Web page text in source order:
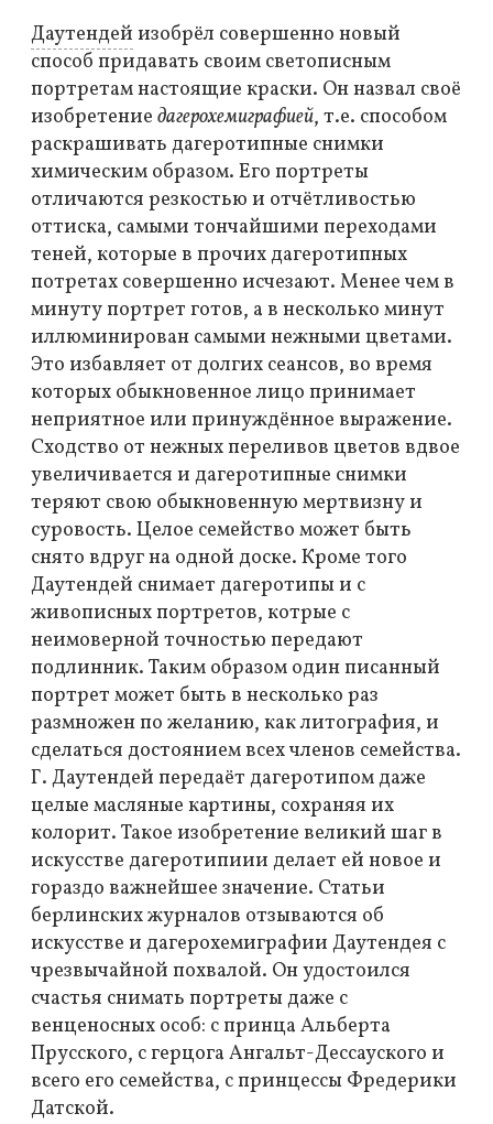
Даутендей изобрёл совершенно новый
способ придавать своим светописным
портретам настоящие краски. Он назвал своё
изобретение дагерохемиграфией, т.е. способом
раскрашивать дагеротипные снимки
химическим образом. Его портреты
отличаются резкостью и отчётливостью
оттиска, самыми тончайшими переходами
теней, которые в прочих дагеротипных
потретах совершенно исчезают. Менее чем в
минуту портрет готов, а в несколько минут
иллюминирован самыми нежными цветами.
Это избавляет от долгих сеансов, во время
которых обыкновенное лицо принимает
неприятное или принуждённое выражение.
Сходство от нежных переливов цветов вдвое
увеличивается и дагеротипные снимки
теряют свою обыкновенную мертвизну и
суровость. Целое семейство может быть
снято вдруг на одной доске. Кроме того
Даутендей снимает дагеротипы и с
живописных портретов, котрые с
неимоверной точностью передают
подлинник. Таким образом один писанный
портрет может быть в несколько раз
размножен по желанию, как литография, и
сделаться достоянием всех членов семейства.
Г. Даутендей передаёт дагеротипом даже
целые масляные картины, сохраняя их
колорит. Такое изобретение великий шаг в
искусстве дагеротипиии делает ей новое и
гораздо важнейшее значение. Статьи
берлинских журналов отзываются об
искусстве и дагерохемиграфии Даутендея с
чрезвычайной похвалой. Он удостоился
счастья снимать портреты даже с
венценосных особ: с принца Альберта
Прусского, с герцога Ангальт-Дессауского и
всего его семейства, с принцессы Фредерики
Датской.